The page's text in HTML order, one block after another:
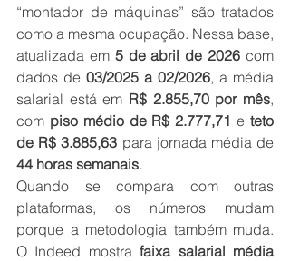
“montador de máquinas” são tratados
como a mesma ocupação. Nessa base,
atualizada em 5 de abril de 2026 com
dados de 03/2025 a 02/2026, a média
salarial está em R$ 2.855,70 por mês,
com piso médio de R$ 2.777,71 e teto
de R$ 3.885,63
44 horas semanais.
Quando se compara com outras
plataformas, os números mudam
porque a metodologia também muda.
O Indeed mostra faixa salarial média